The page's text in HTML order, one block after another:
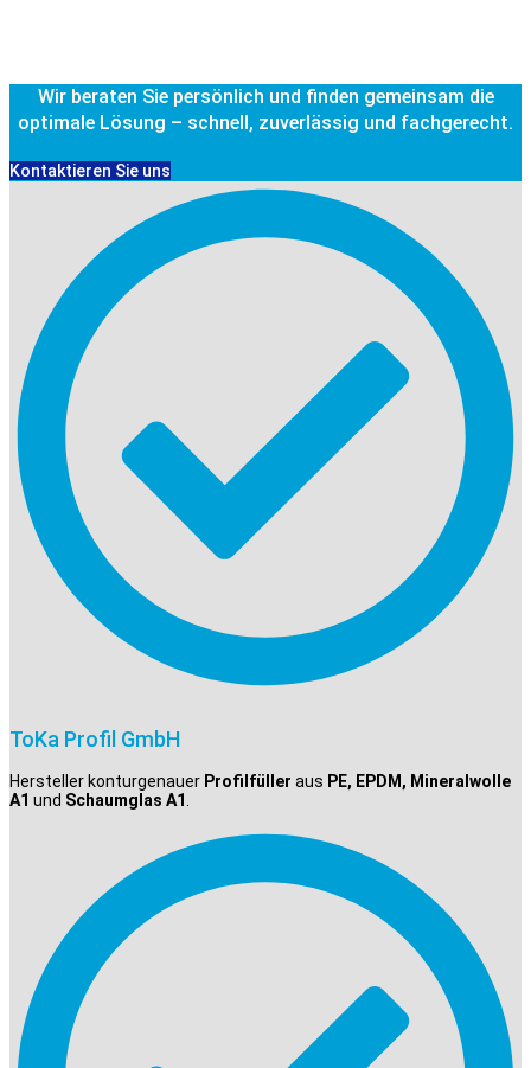
Wir beraten Sie persönlich und finden gemeinsam die
optimale Lösung – schnell, zuverlässig und fachgerecht.
Kontaktieren Sie uns
ToKa Profil GmbH
Hersteller konturgenauer Profilfüller aus PE, EPDM, Mineralwolle
A1 und Schaumglas A1.